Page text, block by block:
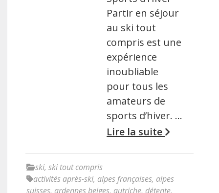
Partir en séjour
au ski tout
compris est une
expérience
inoubliable
pour tous les
amateurs de
sports d’hiver. …
Lire la suite
ski, ski tout compris
activités après-ski, alpes françaises, alpes
suisses, ardennes belges, autriche, détente,